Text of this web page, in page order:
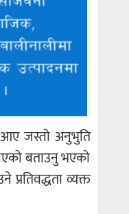
आए जस्तो अनुभुति
बताउनु भएको
प्रतिवद्धता व्यक्त